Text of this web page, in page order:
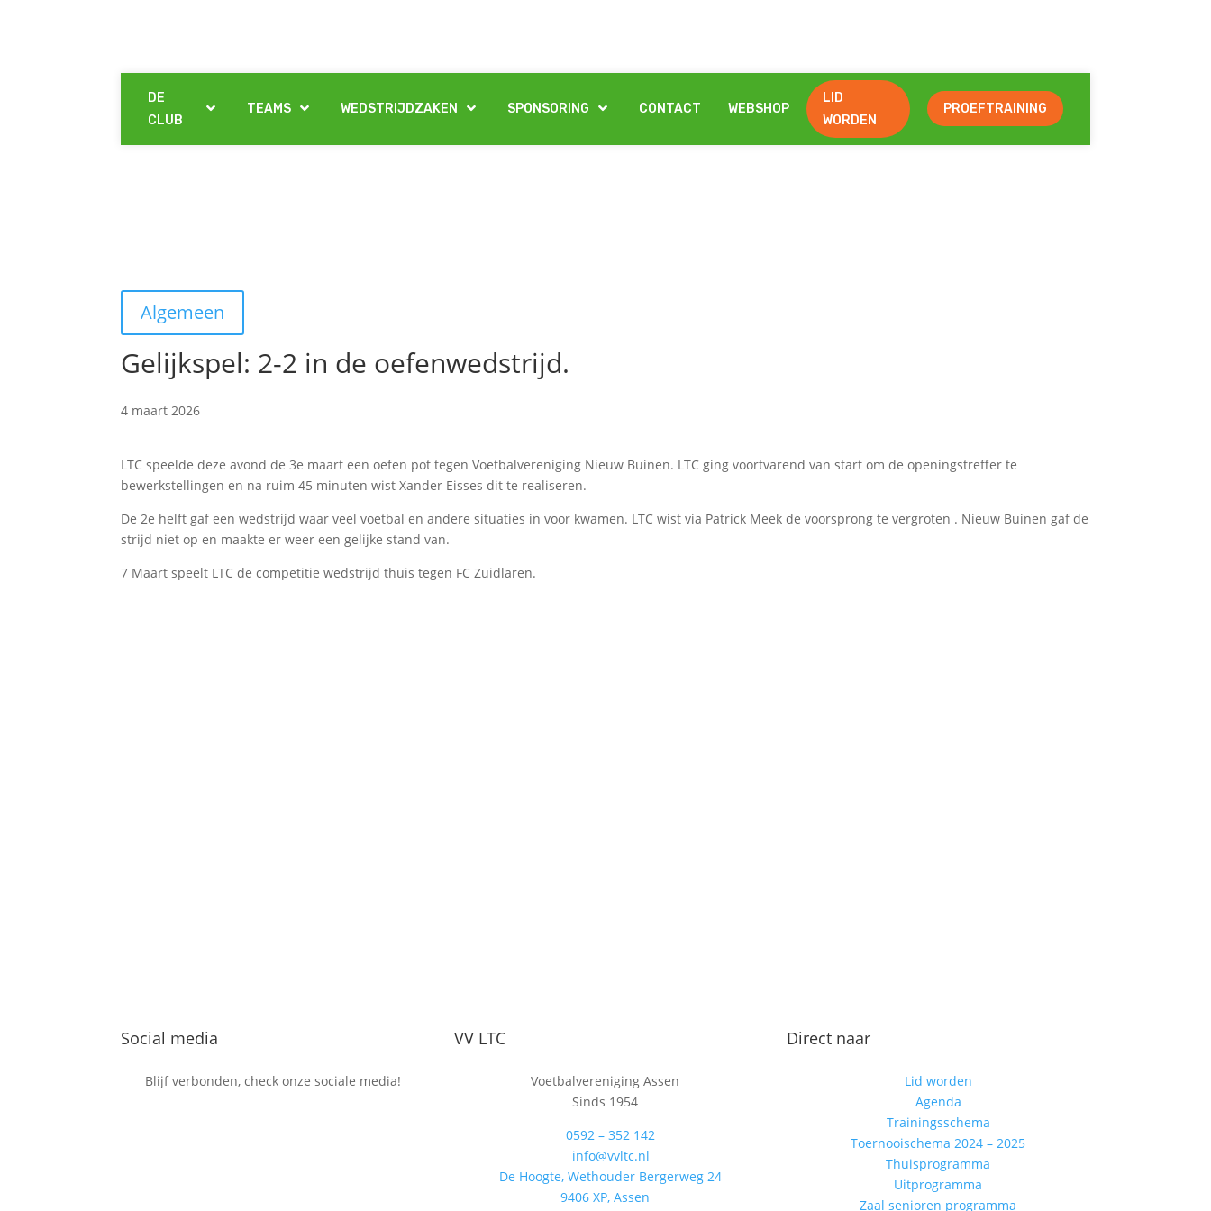
DE
CLUB
TEAMS WEDSTRIJDZAKEN SPONSORING CONTACT WEBSHOP
LID
WORDEN
PROEFTRAINING
Algemeen
Gelijkspel: 2-2 in de oefenwedstrijd.
4 maart 2026
LTC speelde deze avond de 3e maart een oefen pot tegen Voetbalvereniging Nieuw Buinen. LTC ging voortvarend van start om de openingstreffer te
bewerkstellingen en na ruim 45 minuten wist Xander Eisses dit te realiseren.
De 2e helft gaf een wedstrijd waar veel voetbal en andere situaties in voor kwamen. LTC wist via Patrick Meek de voorsprong te vergroten . Nieuw Buinen gaf de
strijd niet op en maakte er weer een gelijke stand van.
7 Maart speelt LTC de competitie wedstrijd thuis tegen FC Zuidlaren.
Social media
Blijf verbonden, check onze sociale media!
VV LTC
Voetbalvereniging Assen
Sinds 1954
0592 – 352 142
info@vvltc.nl
De Hoogte, Wethouder Bergerweg 24
9406 XP, Assen
Direct naar
Lid worden
Agenda
Trainingsschema
Toernooischema 2024 – 2025
Thuisprogramma
Uitprogramma
Zaal senioren programma